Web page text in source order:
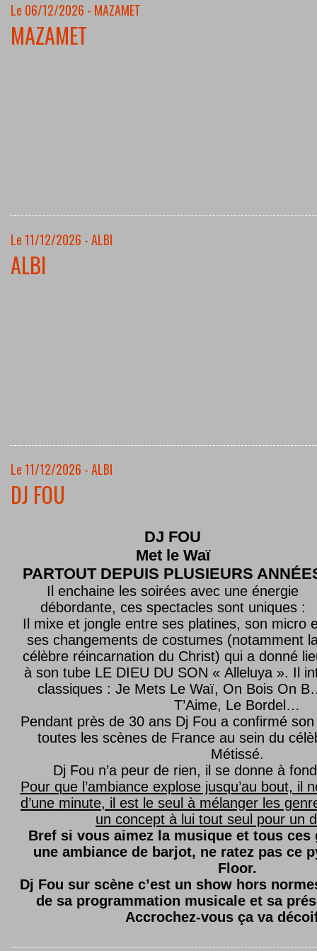
Le 06/12/2026 - MAZAMET
MAZAMET
Le 11/12/2026 - ALBI
ALBI
Le 11/12/2026 - ALBI
DJ FOU
DJ FOU
Met le Waï
PARTOUT DEPUIS PLUSIEURS
Il enchaine les soirées avec une énergie
débordante, ces spectacles sont uniques :
Il mixe et jongle entre ses platines, son micro
ses changements de costumes (notamment
célèbre réincarnation du Christ) qui a donné
à son tube LE DIEU DU SON « Alleluya ». Il
classiques : Je Mets Le Waï, On Bois On
T’Aime, Le Bordel…
Pendant près de 30 ans Dj Fou a confirmé son
toutes les scènes de France au sein du
Métissé.
Dj Fou n’a peur de rien, il se donne à
Pour que l’ambiance explose jusqu’au bout, il
d’une minute, il est le seul à mélanger les
un concept à lui tout seul pour un
Bref si vous aimez la musique et tous ces
une ambiance de barjot, ne ratez pas ce
Floor.
Dj Fou sur scène c’est un show hors
de sa programmation musicale et sa
Accrochez-vous ça va